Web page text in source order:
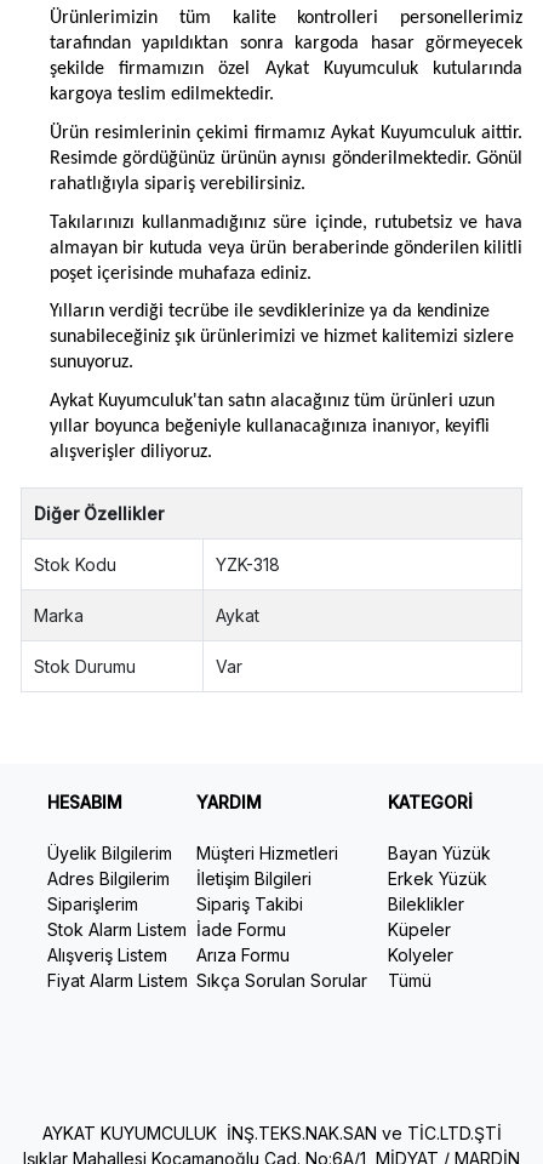
Ürünlerimizin tüm kalite kontrolleri personellerimiz
tarafından yapıldıktan sonra kargoda hasar görmeyecek
şekilde firmamızın özel Aykat Kuyumculuk kutularında
kargoya teslim edilmektedir.
Ürün resimlerinin çekimi firmamız Aykat Kuyumculuk aittir.
Resimde gördüğünüz ürünün aynısı gönderilmektedir. Gönül
rahatlığıyla sipariş verebilirsiniz.
Takılarınızı kullanmadığınız süre içinde, rutubetsiz ve hava
almayan bir kutuda veya ürün beraberinde gönderilen kilitli
poşet içerisinde muhafaza ediniz.
Yılların verdiği tecrübe ile sevdiklerinize ya da kendinize
sunabileceğiniz şık ürünlerimizi ve hizmet kalitemizi sizlere
sunuyoruz.
Aykat Kuyumculuk'tan satın alacağınız tüm ürünleri uzun
yıllar boyunca beğeniyle kullanacağınıza inanıyor, keyifli
alışverişler diliyoruz.
Diğer Özellikler
Stok Kodu YZK-318
Marka Aykat
Stok Durumu Var
HESABIM
Üyelik Bilgilerim
Adres Bilgilerim
Siparişlerim
Stok Alarm Listem
Alışveriş Listem
Fiyat Alarm Listem
YARDIM
Müşteri Hizmetleri
İletişim Bilgileri
Sipariş Takibi
İade Formu
Arıza Formu
Sıkça Sorulan Sorular
KATEGORİ
Bayan Yüzük
Erkek Yüzük
Bileklikler
Küpeler
Kolyeler
Tümü
AYKAT KUYUMCULUK İNŞ.TEKS.NAK.SAN ve TİC.LTD.ŞTİ
Işıklar Mahallesi Kocamanoğlu Cad. No:6A/1 MİDYAT / MARDİN